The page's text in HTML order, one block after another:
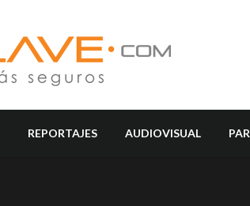
REPORTAJES AUDIOVISUAL